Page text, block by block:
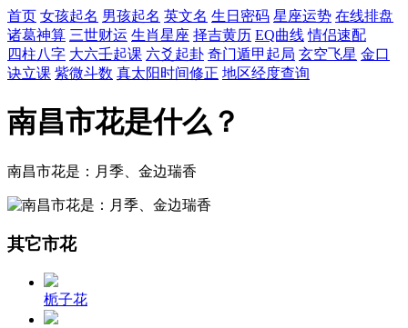
首页 女孩起名 男孩起名 英文名 生日密码 星座运势 在线排盘
诸葛神算 三世财运 生肖星座 择吉黄历 EQ曲线 情侣速配
四柱八字 大六壬起课 六爻起卦 奇门遁甲起局 玄空飞星 金口
诀立课 紫微斗数 真太阳时间修正 地区经度查询
南昌市花是什么？
南昌市花是：月季、金边瑞香
其它市花
栀子花